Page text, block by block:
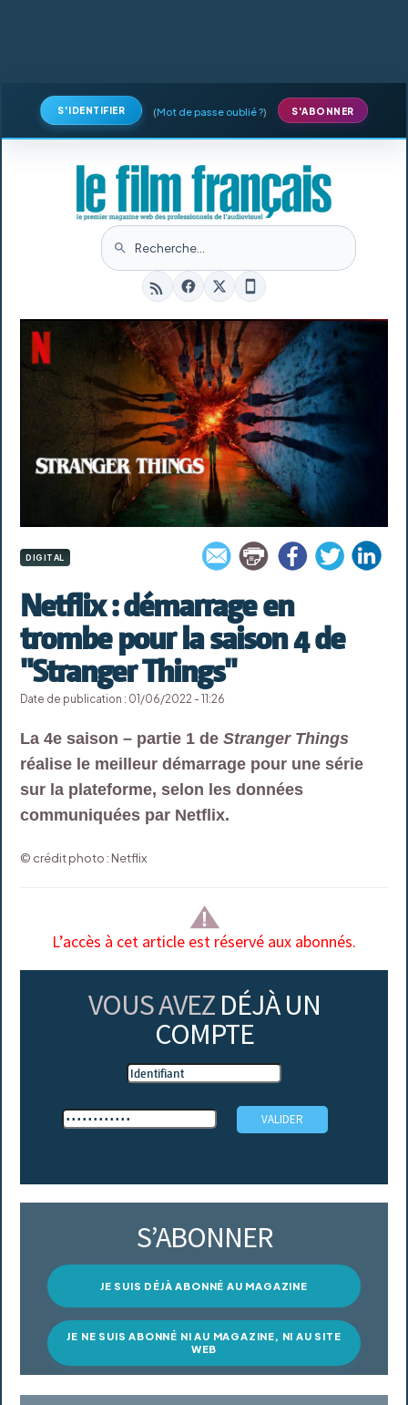
S'IDENTIFIER (Mot de passe oublié ?) S'ABONNER
DIGITAL
Netflix : démarrage en
trombe pour la saison 4 de
"Stranger Things"
Date de publication : 01/06/2022 - 11:26
La 4e saison – partie 1 de Stranger Things
réalise le meilleur démarrage pour une série
sur la plateforme, selon les données
communiquées par Netflix.
© crédit photo : Netflix
L’accès à cet article est réservé aux abonnés.
VOUS AVEZ DÉJÀ UN
COMPTE
S’ABONNER
JE SUIS DÉJÀ ABONNÉ AU MAGAZINE
JE NE SUIS ABONNÉ NI AU MAGAZINE, NI AU SITE
WEB